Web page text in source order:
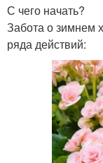
С чего начать?
Забота о зимнем
ряда действий: